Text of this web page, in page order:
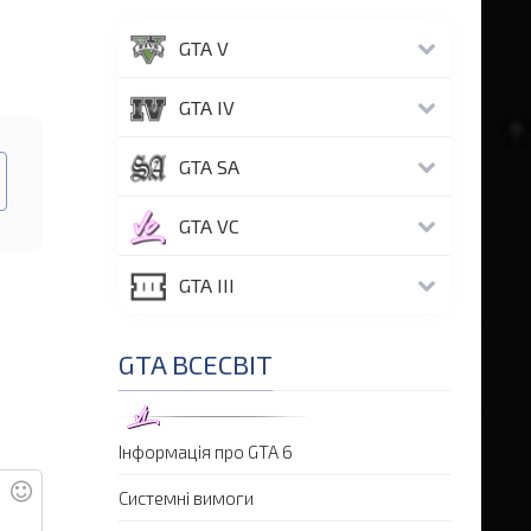
GTA V
GTA IV
GTA SA
GTA VC
GTA III
GTA ВСЕСВІТ
Інформація про GTA 6
Системні вимоги